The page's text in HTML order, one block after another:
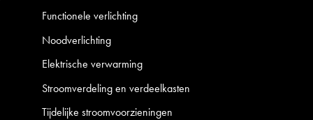
Functionele verlichting
Noodverlichting
Elektrische verwarming
Stroomverdeling en verdeelkasten
Tijdelijke stroomvoorzieningen